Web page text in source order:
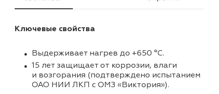
Ключевые свойства
Выдерживает нагрев до +650 °C.
15 лет защищает от коррозии, влаги
и возгорания (подтверждено испытанием
ОАО НИИ ЛКП с ОМЗ «Виктория»).